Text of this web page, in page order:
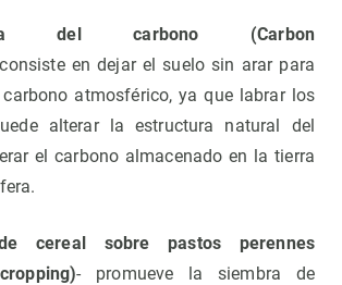
del carbono (Carbon
consiste en dejar el suelo sin arar para
carbono atmosférico, ya que labrar los
alterar la estructura natural del
el carbono almacenado en la tierra
cereal sobre pastos perennes
- promueve la siembra de